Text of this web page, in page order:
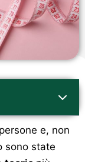
e, non
sono state